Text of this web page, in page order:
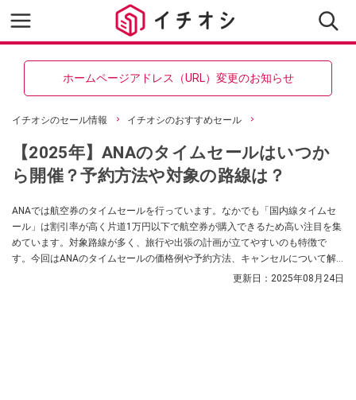
ホームページアドレス（URL）変更のお知らせ
イチオシのセール情報 イチオシのおすすめセール
【2025年】ANAのタイムセールはいつか
ら開催？予約方法や対象の路線は？
ANAでは航空券のタイムセールを行っています。なかでも「国内線タイムセ
ール」は割引率が高く片道1万円以下で航空券が購入できるため高い注目を集
めています。対象路線が多く、旅行や出張の計画が立てやすいのも特徴で
す。今回はANAのタイムセールの価格例や予約方法、キャンセルについて解
更新日： 2025年08月24日